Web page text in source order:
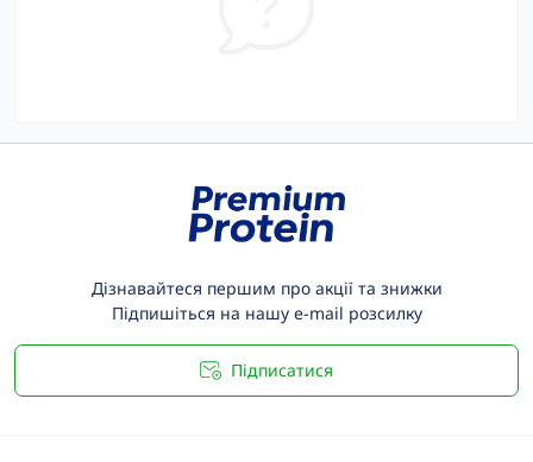
Дізнавайтеся першим про акції та знижки
Підпишіться на нашу e-mail розсилку
Підписатися